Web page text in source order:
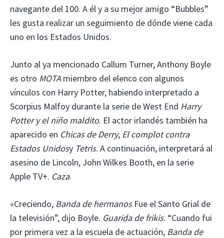
navegante del 100. A él y a su mejor amigo “Bubbles”
les gusta realizar un seguimiento de dónde viene cada
uno en los Estados Unidos.
Junto al ya mencionado Callum Turner, Anthony Boyle
es otro MOTA miembro del elenco con algunos
vínculos con Harry Potter, habiendo interpretado a
Scorpius Malfoy durante la serie de West End Harry
Potter y el niño maldito. El actor irlandés también ha
aparecido en Chicas de Derry, El complot contra
Estados Unidosy Tetris. A continuación, interpretará al
asesino de Lincoln, John Wilkes Booth, en la serie
Apple TV+. Caza.
«Creciendo, Banda de hermanosFue el Santo Grial de
la televisión”, dijo Boyle. Guarida de frikis. “Cuando fui
por primera vez a la escuela de actuación, Banda de